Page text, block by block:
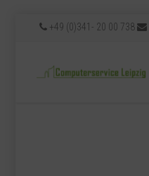
+49 (0)341- 20 00 738